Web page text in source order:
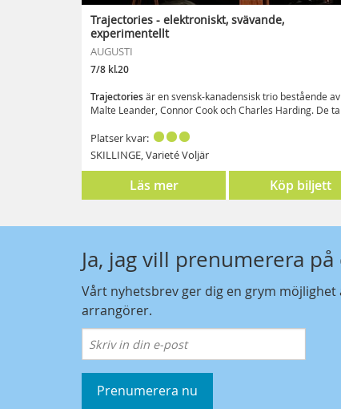
Trajectories - elektroniskt, svävande,
experimentellt
AUGUSTI
7/8 kl.20
Trajectoriesär en svensk-kanadensisk trio bestående av
Malte Leander, Connor Cook och Charles Harding. De
fältinspelningar som varvas med sång och syntar.
mot klipphällar, tjutande stormar, eller
ljudbilder som de samlat på sig under resor i Sverige,
Danmark, Finland och Kanada.
Gruppen intresserar sig för att hitta det som ljudmässigt
kännetecknar en plats - att samla, förvränga, modifiera
därefter samspela med ljuden som bakgrund, som
Platser kvar:
SKILLINGE, Varieté Voljär
Läs mer Köp biljett
Ja, jag vill prenumerera
Vårt nyhetsbrev ger dig en grym
arrangörer.
Prenumerera nu